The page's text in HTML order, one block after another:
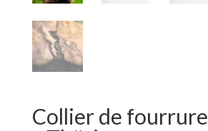
Collier de fourrure